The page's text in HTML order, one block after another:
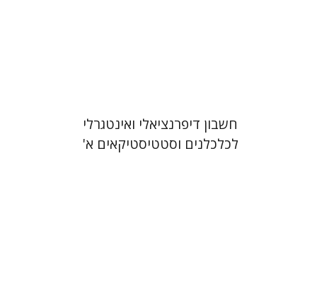
חשבון דיפרנציאלי ואינטגרלי
לכלכלנים וסטטיסטיקאים א'